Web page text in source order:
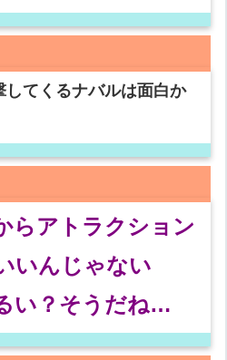
してくるナバルは面白か
らアトラクション
いんじゃない
い？そうだね…